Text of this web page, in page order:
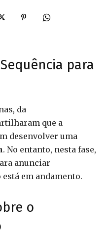
para
da
que a
desenvolver uma
. No entanto, nesta fase,
anunciar
em andamento.
o